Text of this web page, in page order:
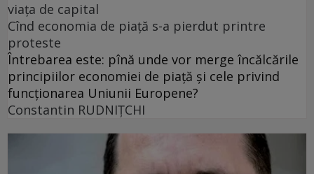
viața de capital
Cînd economia de piață s-a pierdut printre
proteste
Întrebarea este: pînă unde vor merge încălcările
principiilor economiei de piață și cele privind
funcționarea Uniunii Europene?
Constantin RUDNIŢCHI